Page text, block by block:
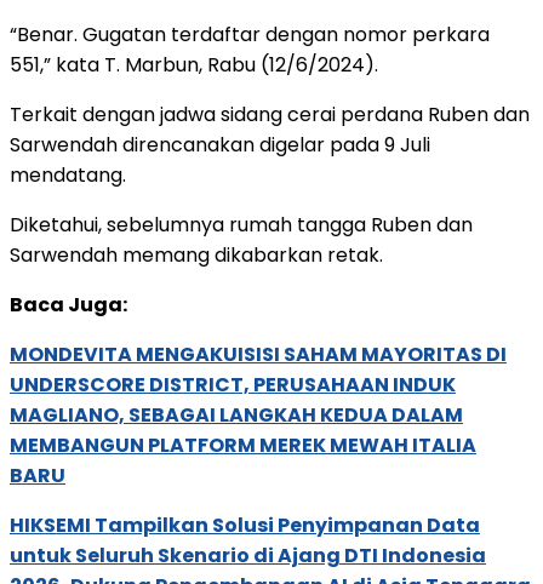
“Benar. Gugatan terdaftar dengan nomor perkara
551,” kata T. Marbun, Rabu (12/6/2024).
Terkait dengan jadwa sidang cerai perdana Ruben dan
Sarwendah direncanakan digelar pada 9 Juli
mendatang.
Diketahui, sebelumnya rumah tangga Ruben dan
Sarwendah memang dikabarkan retak.
Baca Juga:
MONDEVITA MENGAKUISISI SAHAM MAYORITAS DI
UNDERSCORE DISTRICT, PERUSAHAAN INDUK
MAGLIANO, SEBAGAI LANGKAH KEDUA DALAM
MEMBANGUN PLATFORM MEREK MEWAH ITALIA
BARU
HIKSEMI Tampilkan Solusi Penyimpanan Data
untuk Seluruh Skenario di Ajang DTI Indonesia